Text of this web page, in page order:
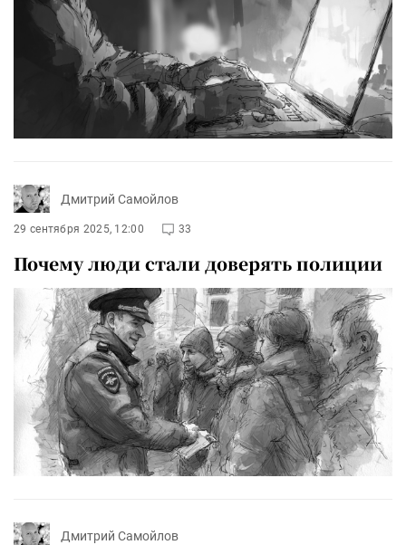
Дмитрий Самойлов
29 сентября 2025, 12:00 33
Почему люди стали доверять полиции
Дмитрий Самойлов